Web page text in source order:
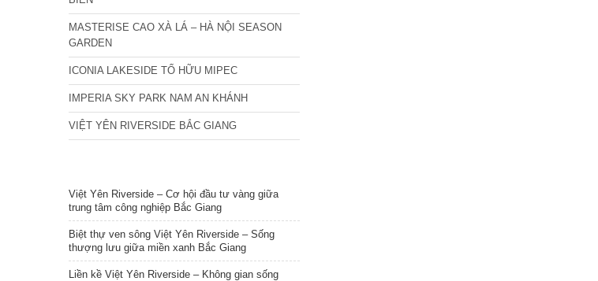
MASTERISE CAO XÀ LÁ – HÀ NỘI SEASON
GARDEN
ICONIA LAKESIDE TỐ HỮU MIPEC
IMPERIA SKY PARK NAM AN KHÁNH
VIỆT YÊN RIVERSIDE BẮC GIANG
Việt Yên Riverside – Cơ hội đầu tư vàng giữa
trung tâm công nghiệp Bắc Giang
Biệt thự ven sông Việt Yên Riverside – Sống
thượng lưu giữa miền xanh Bắc Giang
Liền kề Việt Yên Riverside – Không gian sống